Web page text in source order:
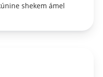
shekem ámel